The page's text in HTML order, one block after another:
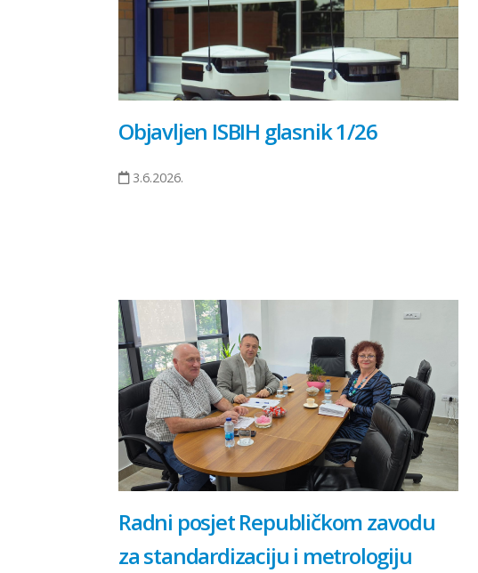
Objavljen ISBIH glasnik 1/26
3.6.2026.
Radni posjet Republičkom zavodu
za standardizaciju i metrologiju